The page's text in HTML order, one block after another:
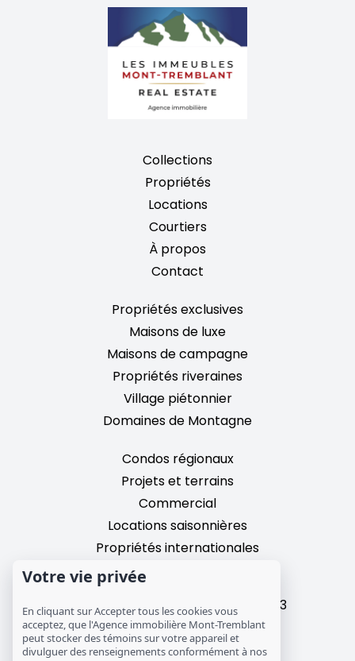
Collections
Propriétés
Locations
Courtiers
À propos
Contact
Propriétés exclusives
Maisons de luxe
Maisons de campagne
Propriétés riveraines
Village piétonnier
Domaines de Montagne
Condos régionaux
Projets et terrains
Commercial
Locations saisonnières
Propriétés internationales
2195, chemin du Village,
Mont-Tremblant, Quebec, J8E 3M3
T: 1 (819) 425-9324
info@mtre.ca
Votre vie privée
En cliquant sur Accepter tous les cookies vous
acceptez, que l'Agence immobilière Mont-Tremblant
peut stocker des témoins sur votre appareil et
divulguer des renseignements conformément à nos